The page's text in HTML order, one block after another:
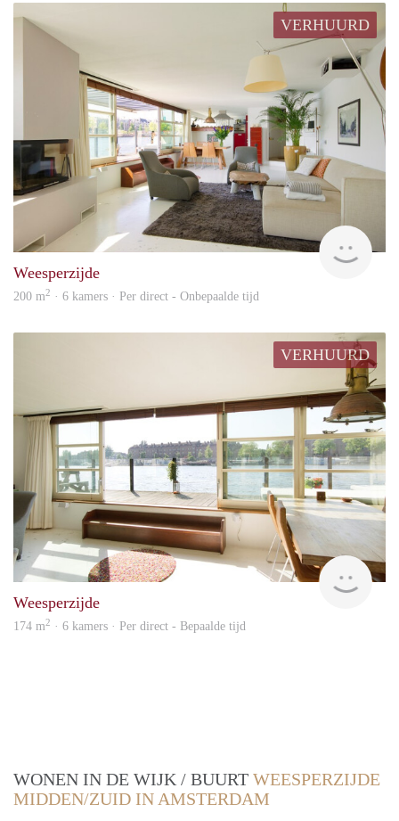
VERHUURD
Weesperzijde
200 m2 · 6 kamers · Per direct - Onbepaalde tijd
VERHUURD
Weesperzijde
174 m2 · 6 kamers · Per direct - Bepaalde tijd
WONEN IN DE WIJK / BUURT WEESPERZIJDE
MIDDEN/ZUID IN AMSTERDAM